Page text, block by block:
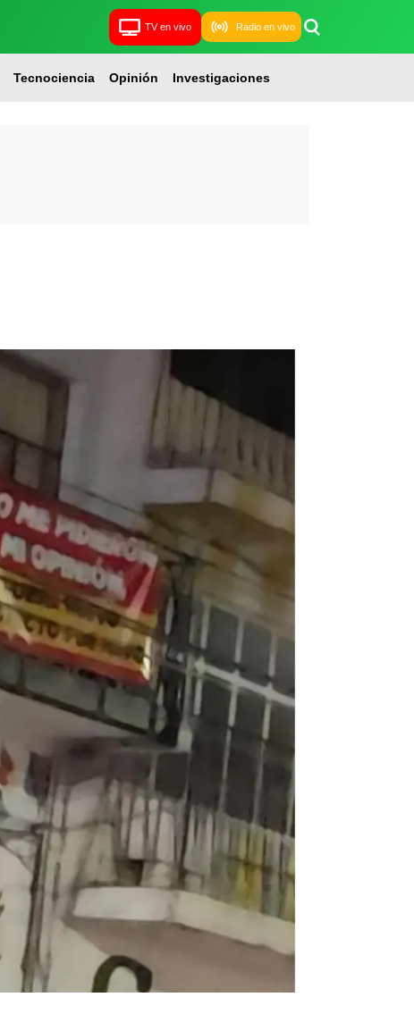
TV en vivo Radio en vivo
Tecnociencia Opinión Investigaciones